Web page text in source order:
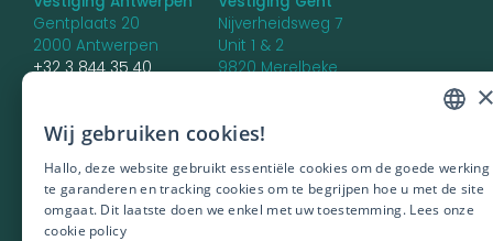
Gentplaats 20
2000 Antwerpen
+32 3 844 35 40
Nijverheidsweg 7
Unit 1 & 2
9820 Merelbeke
Vestiging Brugge
Dirk Martensstraat 4 -
unit 7
8200 Brugge
ENGLISH
FRENCH
Wij gebruiken cookies!
Hallo, deze website gebruikt essentiële cookies om de goede werking
te garanderen en tracking cookies om te begrijpen hoe u met de site
omgaat. Dit laatste doen we enkel met uw toestemming. Lees onze
cookie policy